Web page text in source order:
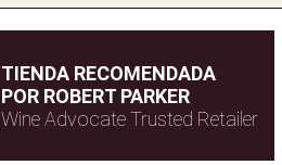
TIENDA RECOMENDADA
POR ROBERT PARKER
Wine Advocate Trusted Retailer